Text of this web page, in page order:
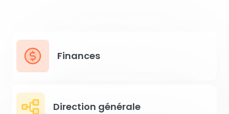
Finances
Direction générale